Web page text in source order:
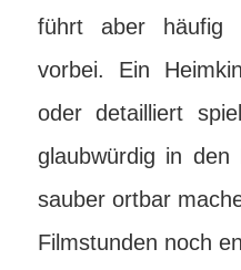
führt aber häufig
vorbei. Ein
oder detailliert
glaubwürdig in
sauber ortbar
Filmstunden noch